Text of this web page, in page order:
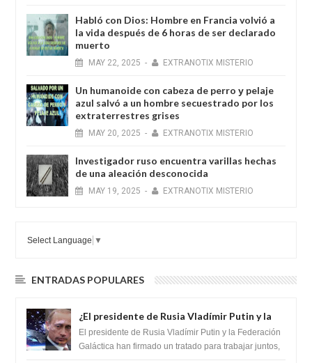
Habló con Dios: Hombre en Francia volvió a
la vida después de 6 horas de ser declarado
muerto
MAY 22, 2025 - EXTRANOTIX MISTERIO
Un humanoide con cabeza de perro у pelaje
azul salvó a un hombre secuestrado por los
extraterrestres grises
MAY 20, 2025 - EXTRANOTIX MISTERIO
Investigador ruso encuentra varillas hechas
de una aleación desconocida
MAY 19, 2025 - EXTRANOTIX MISTERIO
Select Language ▼
ENTRADAS POPULARES
¿El presidente de Rusia Vladímir Putin y la
Federación Galactica han firmado un
tratado para acabar con los Sionistas?
El presidente de Rusia Vladímir Putin y la Federación
Galáctica han firmado un tratado para trabajar juntos,